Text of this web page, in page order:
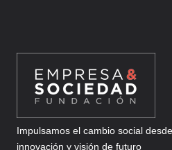
Impulsamos el cambio social
innovación y visión de futuro